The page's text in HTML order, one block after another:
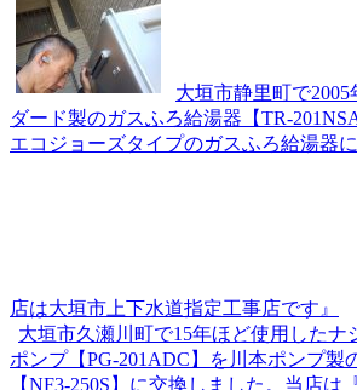
大垣市静里町で
ダード製のガスふろ給湯器【TR-
エコジョーズタイプのガスふろ給湯器
店は大垣市上下水道指定工事店です』
大垣市久瀬川町で15年ほど使用したナ
ポンプ【PG-201ADC】を川本ポンプ製
【NF3-250S】に交換しました。当店は